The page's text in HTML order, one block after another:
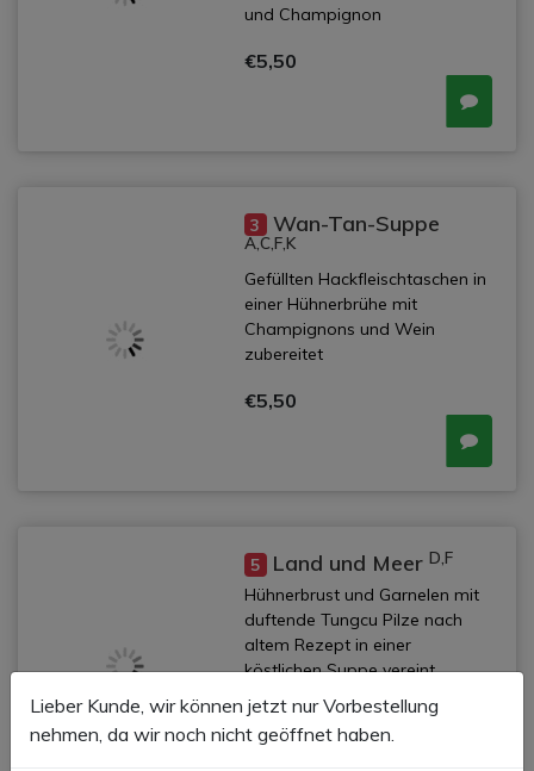
und Champignon
€5,50
3 Wan-Tan-Suppe
A,C,F,K
Gefüllten Hackfleischtaschen in
einer Hühnerbrühe mit
Champignons und Wein
zubereitet
€5,50
5 Land und Meer D,F
Hühnerbrust und Garnelen mit
duftende Tungcu Pilze nach
altem Rezept in einer
köstlichen Suppe vereint
€5,50
Lieber Kunde, wir können jetzt nur Vorbestellung
nehmen, da wir noch nicht geöffnet haben.